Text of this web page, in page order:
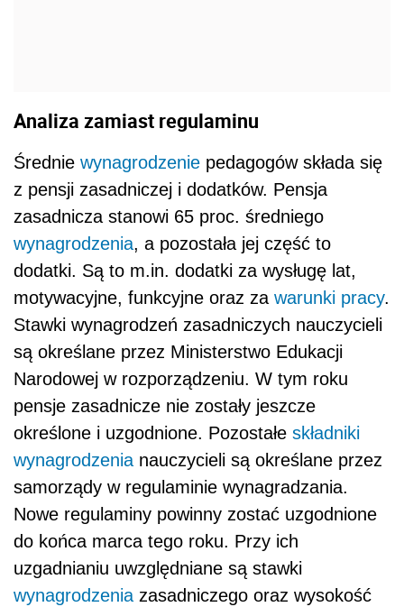
Analiza zamiast regulaminu
Średnie wynagrodzenie pedagogów składa się
z pensji zasadniczej i dodatków. Pensja
zasadnicza stanowi 65 proc. średniego
wynagrodzenia, a pozostała jej część to
dodatki. Są to m.in. dodatki za wysługę lat,
motywacyjne, funkcyjne oraz za warunki pracy.
Stawki wynagrodzeń zasadniczych nauczycieli
są określane przez Ministerstwo Edukacji
Narodowej w rozporządzeniu. W tym roku
pensje zasadnicze nie zostały jeszcze
określone i uzgodnione. Pozostałe składniki
wynagrodzenia nauczycieli są określane przez
samorządy w regulaminie wynagradzania.
Nowe regulaminy powinny zostać uzgodnione
do końca marca tego roku. Przy ich
uzgadnianiu uwzględniane są stawki
wynagrodzenia zasadniczego oraz wysokość